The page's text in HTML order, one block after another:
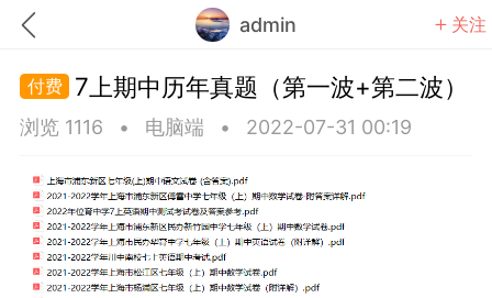
admin 关注
题库 赚题库券 充值
赚金币和题库券
7上期中历年真题（第一波+第二波）
浏览 1116 • 电脑端 • 2022-07-31 00:19